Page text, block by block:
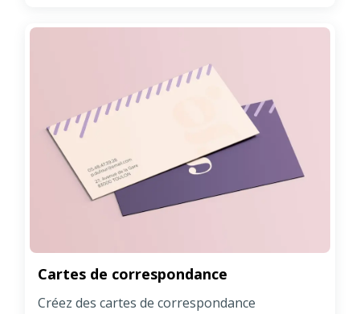
Cartes de correspondance
Créez des cartes de correspondance